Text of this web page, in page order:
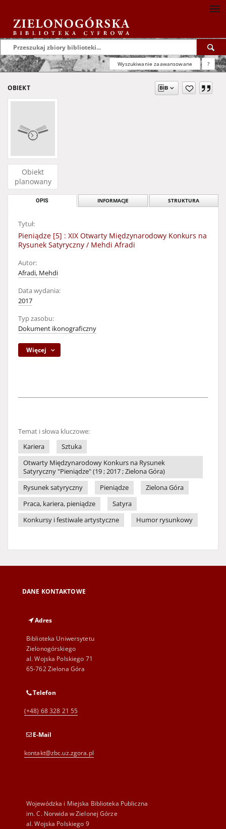
Wyszukiwanie zaawansowane ?
OBIEKT
Obiekt
planowany
OPIS INFORMACJE STRUKTURA
Tytuł:
Pieniądze [5] : XIX Otwarty Międzynarodowy Konkurs na
Rysunek Satyryczny / Mehdi Afradi
Autor:
Afradi, Mehdi
Data wydania:
2017
Typ zasobu:
Dokument ikonograficzny
Więcej
Temat i słowa kluczowe:
Kariera
Sztuka
Otwarty Międzynarodowy Konkurs na Rysunek
Satyryczny "Pieniądze" (19 ; 2017 ; Zielona Góra)
Rysunek satyryczny
Pieniądze
Zielona Góra
Praca, kariera, pieniądze
Satyra
Konkursy i festiwale artystyczne
Humor rysunkowy
DANE KONTAKTOWE
Adres
Biblioteka Uniwersytetu
Zielonogórskiego
al. Wojska Polskiego 71
65-762 Zielona Góra
Telefon
(+48) 68 328 21 55
E-Mail
kontakt@zbc.uz.zgora.pl
Wojewódzka i Miejska Biblioteka Publiczna
im. C. Norwida w Zielonej Górze
al. Wojska Polskiego 9